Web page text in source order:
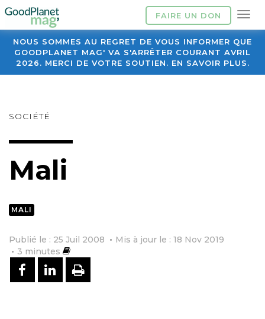
FAIRE UN DON
NOUS SOMMES AU REGRET DE VOUS INFORMER QUE
GOODPLANET MAG' VA S'ARRÊTER COURANT AVRIL
2026. MERCI DE VOTRE SOUTIEN. EN SAVOIR PLUS.
SOCIÉTÉ
Mali
MALI
Publié le : 25 Juil 2008
Mis à jour le : 18 Nov 2019
3 minutes
PARTAGER SUR FACEBOOK
PARTAGER SUR LINKEDIN
IMPRIMER